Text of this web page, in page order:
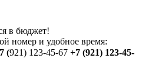
в бюджет!
номер и удобное время:
(921) 123-45-67 +7 (921) 123-45-